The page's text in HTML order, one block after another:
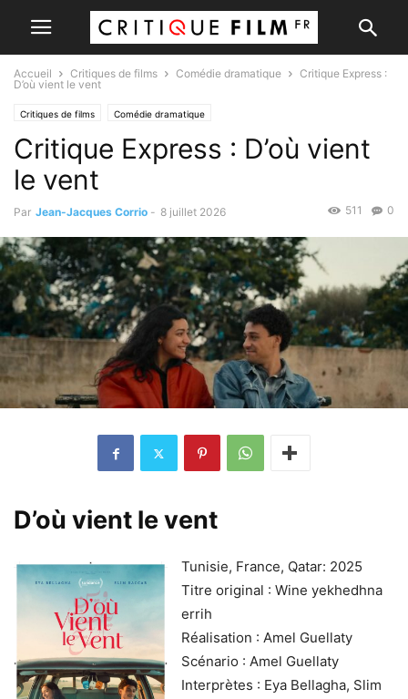
Accueil Critiques de films Comédie dramatique
Critique Express :
D’où vient le vent
Critiques de films Comédie dramatique
Critique Express : D’où vient
le vent
Par Jean-Jacques Corrio - 8 juillet 2026 0
511
D’où vient le vent
Tunisie, France, Qatar: 2025
Titre original : Wine yekhedhna
errih
Réalisation : Amel Guellaty
Scénario : Amel Guellaty
Interprètes : Eya Bellagha, Slim